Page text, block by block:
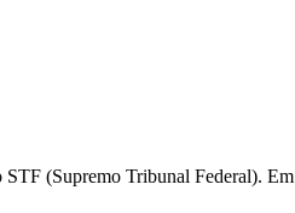
(Supremo Tribunal Federal).